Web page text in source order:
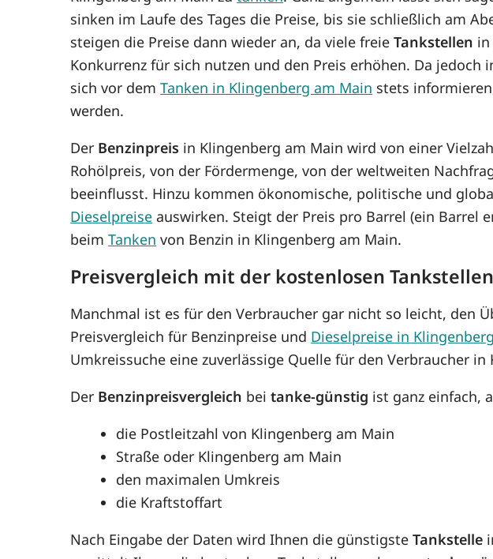
sinken im Laufe des Tages die Preise, bis sie schließlich am
steigen die Preise dann wieder an, da viele freieTankstellen
Konkurrenz für sich nutzen und den Preis erhöhen. Da jedoch
sich vor demTanken in Klingenberg am Main stets
werden.
Der Benzinpreis in Klingenberg am Main wird von einer
Rohölpreis, von der Fördermenge, von der weltweiten
beeinflusst. Hinzu kommen ökonomische, politische und
Dieselpreise auswirken. Steigt der Preis pro Barrel (ein Barrel
beimTanken von Benzin in Klingenberg am Main.
Preisvergleich mit der kostenlosen
Manchmal ist es für den Verbraucher gar nicht so leicht, den
Preisvergleich für Benzinpreise und Dieselpreise in
Umkreissuche eine zuverlässige Quelle für den Verbraucher
Der Benzinpreisvergleich beitanke-günstig ist ganz einfach,
die Postleitzahl von Klingenberg am Main
Straße oder Klingenberg am Main
den maximalen Umkreis
die Kraftstoffart
Nach Eingabe der Daten wird Ihnen die günstigsteTankstelle